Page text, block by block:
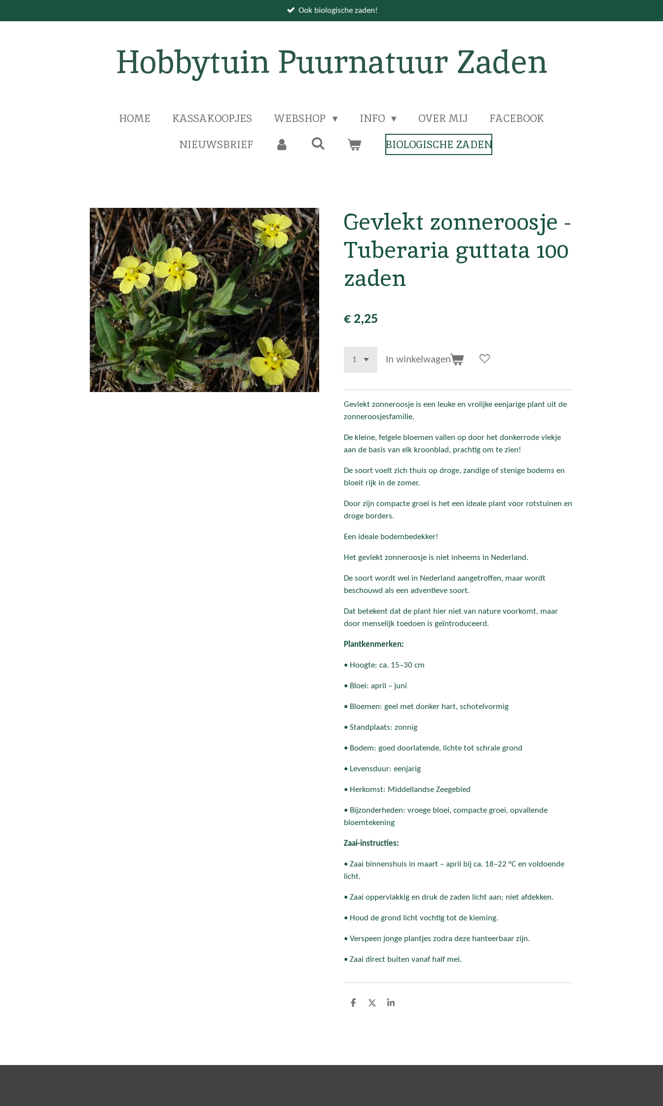
direct
Ook biologische zaden!
Hobbytuin Puurnatuur Zaden
HOME KASSAKOOPJES WEBSHOP INFO OVER MIJ
FACEBOOK
NIEUWSBRIEF
BIOLOGISCHE ZADEN
Gevlekt zonneroosje -
Tuberaria guttata 100
zaden
€ 2,25
In winkelwagen
Gevlekt zonneroosje is een leuke en vrolijke eenjarige plant uit de
zonneroosjesfamilie.
De kleine, felgele bloemen vallen op door het donkerrode vlekje
aan de basis van elk kroonblad, prachtig om te zien!
De soort voelt zich thuis op droge, zandige of stenige bodems en
bloeit rijk in de zomer.
Door zijn compacte groei is het een ideale plant voor rotstuinen en
droge borders.
Een ideale bodembedekker!
Het gevlekt zonneroosje is niet inheems in Nederland.
De soort wordt wel in Nederland aangetroffen, maar wordt
beschouwd als een adventieve soort.
Dat betekent dat de plant hier niet van nature voorkomt, maar
door menselijk toedoen is geïntroduceerd.
Plantkenmerken:
• Hoogte: ca. 15–30 cm
• Bloei: april – juni
• Bloemen: geel met donker hart, schotelvormig
• Standplaats: zonnig
• Bodem: goed doorlatende, lichte tot schrale grond
• Levensduur: eenjarig
• Herkomst: Middellandse Zeegebied
• Bijzonderheden: vroege bloei, compacte groei, opvallende
bloemtekening
Zaai-instructies:
• Zaai binnenshuis in maart – april bij ca. 18–22 °C en voldoende
licht.
• Zaai oppervlakkig en druk de zaden licht aan; niet afdekken.
• Houd de grond licht vochtig tot de kieming.
• Verspeen jonge plantjes zodra deze hanteerbaar zijn.
• Zaai direct buiten vanaf half mei.
D
D
S